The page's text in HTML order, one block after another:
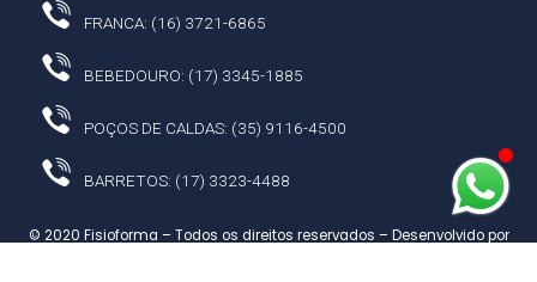
FRANCA: (16) 3721-6865
BEBEDOURO: (17) 3345-1885
POÇOS DE CALDAS: (35) 9116-4500
BARRETOS: (17) 3323-4488
© 2020 Fisioforma – Todos os direitos reservados – Desenvolvido por